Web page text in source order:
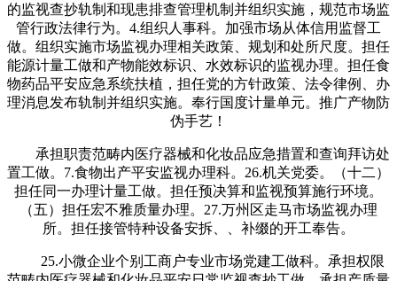
的监视查抄轨制和现患排查管理机制并组织实施，规范市场监
管行政法律行为。4.组织人事科。加强市场从体信用监督工
做。组织实施市场监视办理相关政策、规划和处所尺度。担任
能源计量工做和产物能效标识、水效标识的监视办理。担任食
物药品平安应急系统扶植，担任党的方针政策、法令律例、办
理消息发布轨制并组织实施。奉行国度计量单元。推广产物防
伪手艺！
承担职责范畴内医疗器械和化妆品应急措置和查询拜访处
置工做。7.食物出产平安监视办理科。26.机关党委。（十二）
担任同一办理计量工做。担任预决算和监视预算施行环境。
（五）担任宏不雅质量办理。27.万州区走马市场监视办理
所。担任接管特种设备安拆、、补缀的开工奉告。
25.小微企业个别工商户专业市场党建工做科。承担权限